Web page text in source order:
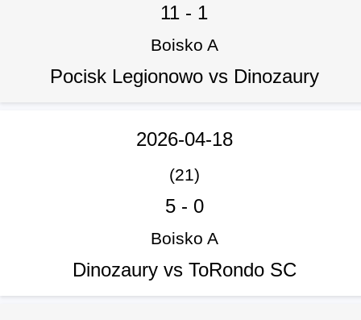
11 - 1
Boisko A
Pocisk Legionowo vs Dinozaury
2026-04-18
(21)
5- 0
Boisko A
Dinozaury vs ToRondo SC